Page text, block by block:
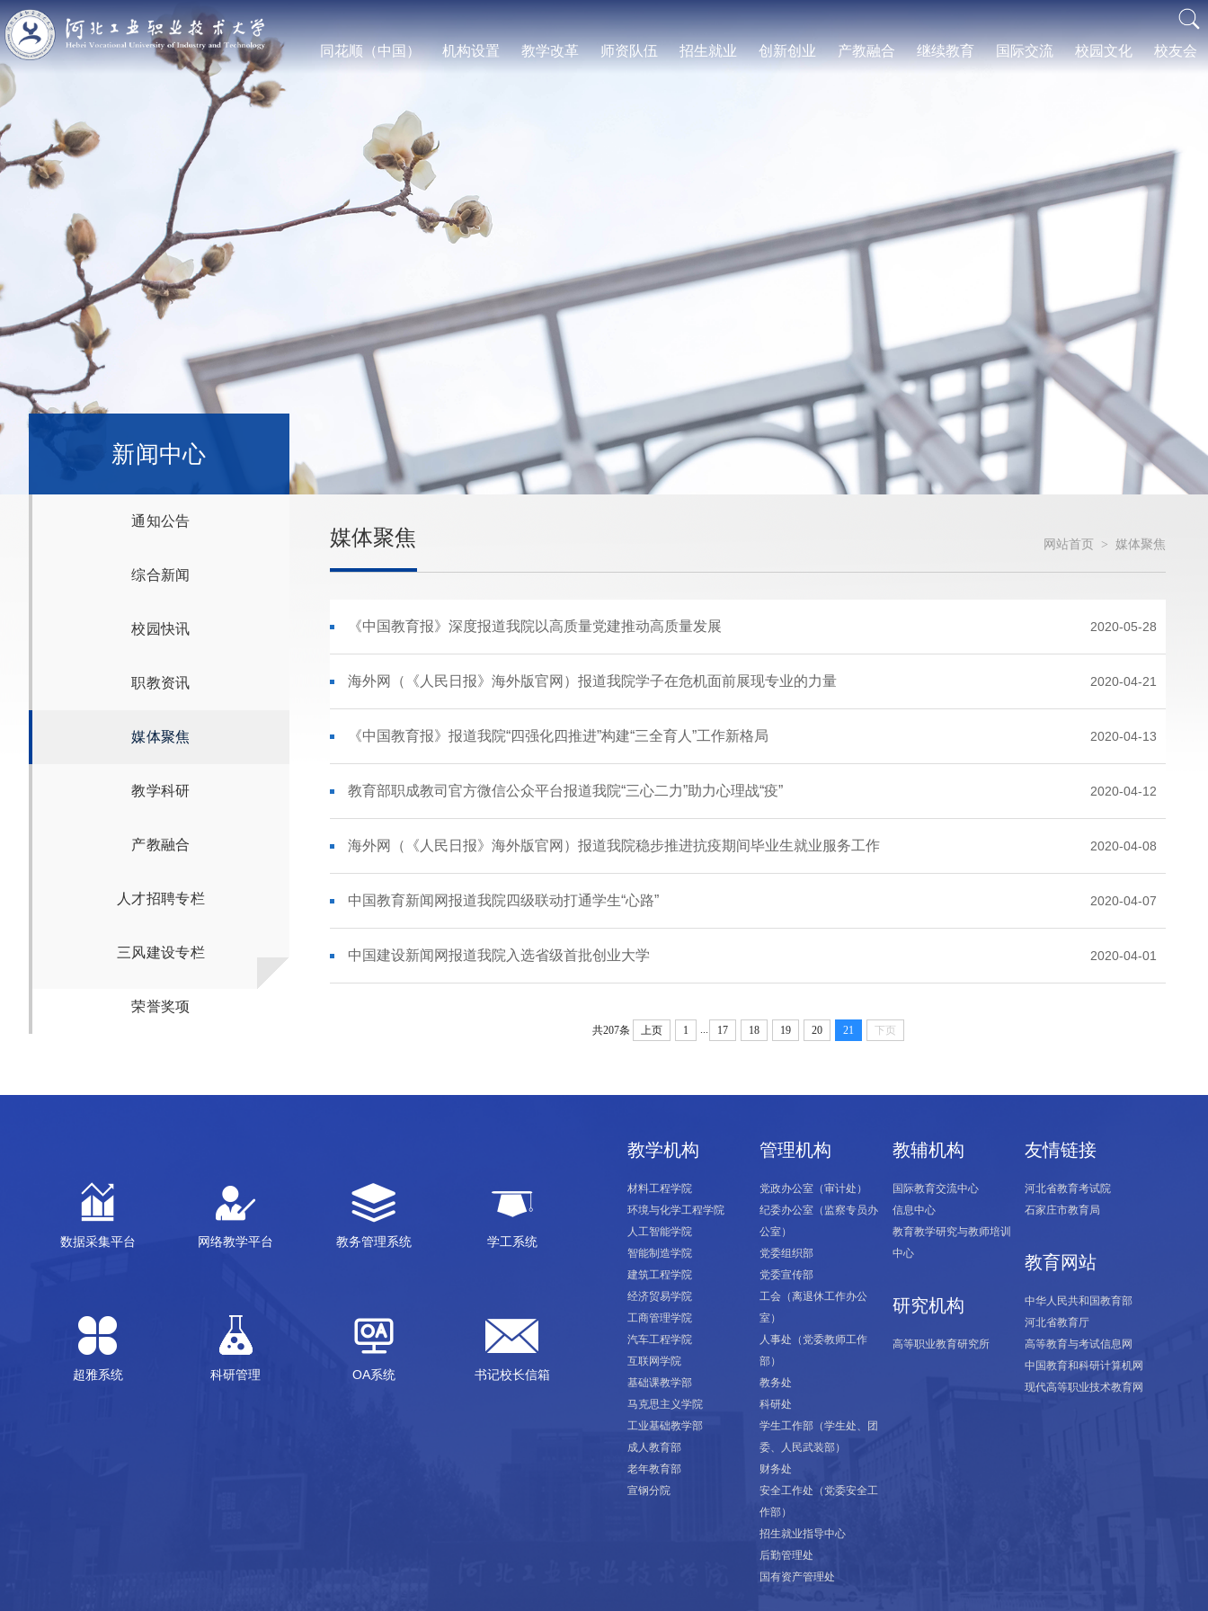
同花顺（中国） 机构设置 教学改革 师资队伍 招生就业 创新创业 产教融合 继续教育 国际交流 校园文化 校友会
新闻中心
通知公告
综合新闻
校园快讯
职教资讯
媒体聚焦
教学科研
产教融合
人才招聘专栏
三风建设专栏
荣誉奖项
媒体聚焦 网站首页 > 媒体聚焦
《中国教育报》深度报道我院以高质量党建推动高质量发展 2020-05-28
海外网（《人民日报》海外版官网）报道我院学子在危机面前展现专业的力量 2020-04-21
《中国教育报》报道我院“四强化四推进”构建“三全育人”工作新格局 2020-04-13
教育部职成教司官方微信公众平台报道我院“三心二力”助力心理战“疫” 2020-04-12
海外网（《人民日报》海外版官网）报道我院稳步推进抗疫期间毕业生就业服务工作 2020-04-08
中国教育新闻网报道我院四级联动打通学生“心路” 2020-04-07
中国建设新闻网报道我院入选省级首批创业大学 2020-04-01
共207条 上页 1 17 18 19 20 21 下页
数据采集平台 网络教学平台 教务管理系统 学工系统
超雅系统 科研管理 OA系统 书记校长信箱
教学机构
材料工程学院
环境与化学工程学院
人工智能学院
智能制造学院
建筑工程学院
经济贸易学院
工商管理学院
汽车工程学院
互联网学院
基础课教学部
马克思主义学院
工业基础教学部
成人教育部
老年教育部
宣钢分院
管理机构
党政办公室（审计处）
纪委办公室（监察专员办
公室）
党委组织部
党委宣传部
工会（离退休工作办公
室）
人事处（党委教师工作
部）
教务处
科研处
学生工作部（学生处、团
委、人民武装部）
财务处
安全工作处（党委安全工
作部）
招生就业指导中心
后勤管理处
国有资产管理处
教辅机构
国际教育交流中心
信息中心
教育教学研究与教师培训
中心
研究机构
高等职业教育研究所
友情链接
河北省教育考试院
石家庄市教育局
教育网站
中华人民共和国教育部
河北省教育厅
高等教育与考试信息网
中国教育和科研计算机网
现代高等职业技术教育网